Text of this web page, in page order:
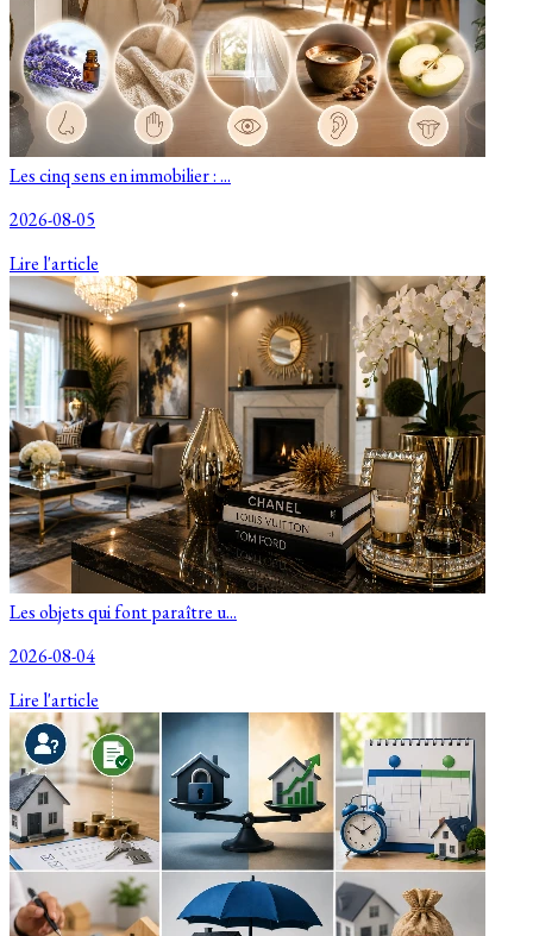
Les cinq sens en immobilier : ...
2026-08-05
Lire l'article
Les objets qui font paraître u...
2026-08-04
Lire l'article